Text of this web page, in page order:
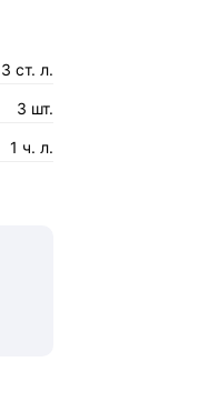
3 ст. л.
3 шт.
1 ч. л.